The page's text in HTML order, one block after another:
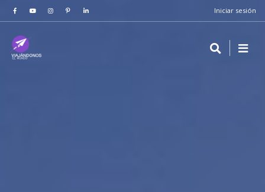
Iniciar sesión